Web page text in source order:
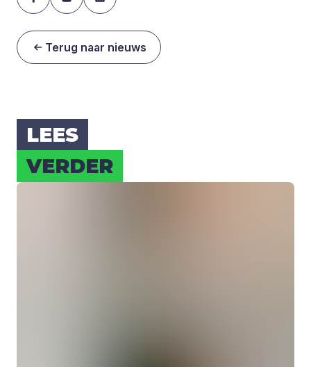
Terug naar nieuws
LEES
VER­DER